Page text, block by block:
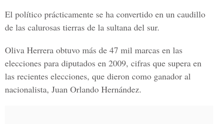
El político prácticamente se ha convertido en un caudillo
de las calurosas tierras de la sultana del sur.
Oliva Herrera obtuvo más de 47 mil marcas en las
elecciones para diputados en 2009, cifras que supera en
las recientes elecciones, que dieron como ganador al
nacionalista, Juan Orlando Hernández.